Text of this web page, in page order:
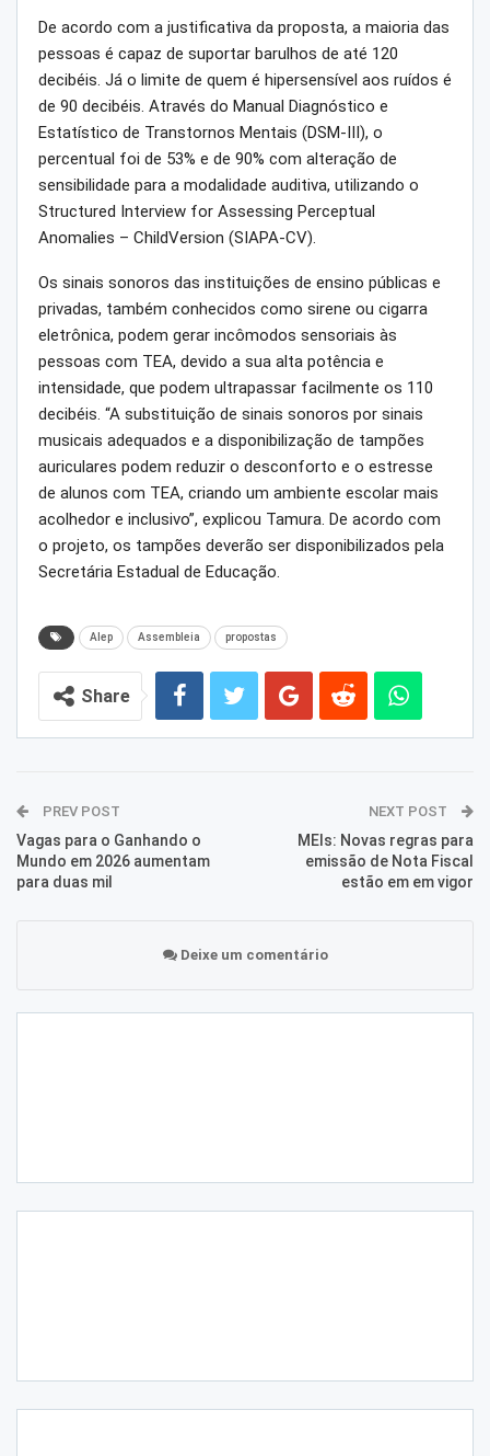
De acordo com a justificativa da proposta, a maioria das
pessoas é capaz de suportar barulhos de até 120
decibéis. Já o limite de quem é hipersensível aos ruídos é
de 90 decibéis. Através do Manual Diagnóstico e
Estatístico de Transtornos Mentais (DSM-III), o
percentual foi de 53% e de 90% com alteração de
sensibilidade para a modalidade auditiva, utilizando o
Structured Interview for Assessing Perceptual
Anomalies – ChildVersion (SIAPA-CV).
Os sinais sonoros das instituições de ensino públicas e
privadas, também conhecidos como sirene ou cigarra
eletrônica, podem gerar incômodos sensoriais às
pessoas com TEA, devido a sua alta potência e
intensidade, que podem ultrapassar facilmente os 110
decibéis. “A substituição de sinais sonoros por sinais
musicais adequados e a disponibilização de tampões
auriculares podem reduzir o desconforto e o estresse
de alunos com TEA, criando um ambiente escolar mais
acolhedor e inclusivo”, explicou Tamura. De acordo com
o projeto, os tampões deverão ser disponibilizados pela
Secretária Estadual de Educação.
Alep Assembleia propostas
Share
PREV POST
Vagas para o Ganhando o
Mundo em 2026 aumentam
para duas mil
NEXT POST
MEIs: Novas regras para
emissão de Nota Fiscal
estão em em vigor
Deixe um comentário